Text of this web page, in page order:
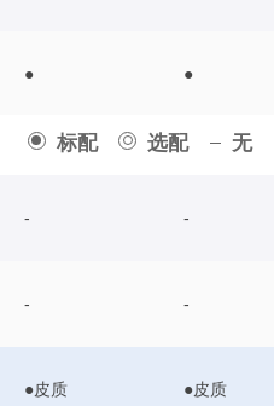
标配 选配 无
● ●
- -
- -
●皮质 ●皮质